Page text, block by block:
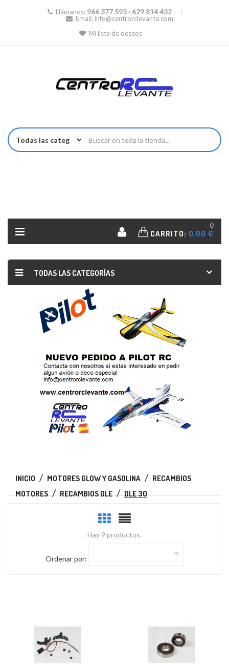
Llámanos: 966 377 593 · 629 814 432
Email: info@centrorclevante.com
Mi lista de deseos
0
CARRITO: 0,00 €
TODAS LAS CATEGORÍAS
INICIO MOTORES GLOW Y GASOLINA
RECAMBIOS
MOTORES
RECAMBIOS DLE DLE 30
Hay 9 productos.
Ordenar por: